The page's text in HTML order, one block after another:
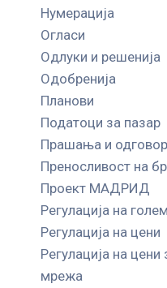
Нумерација
Огласи
Одлуки и решенија
Одобренија
Планови
Податоци за пазар
Прашања и
Преносливост на
Проект МАДРИД
Регулација на
Регулација на цени
Регулација на
мрежа